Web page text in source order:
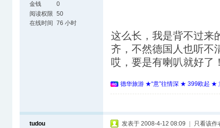
金钱
0
阅读权限 50
在线时间 76 小时
这么长，我是背不过来
齐，不然德国人也听不
哎，要是有喇叭就好了
德华旅游 ★“意”往情深 ★ 399欧起 ★
tudou 发表于 2008-4-12 08:09 只看该作